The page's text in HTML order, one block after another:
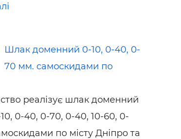
Шлак доменний 0-10, 0-40, 0-
70 мм. самоскидами по
реалізує шлак доменний
10, 0-40, 0-70, 0-40, 10-60, 0-
по місту Дніпро та